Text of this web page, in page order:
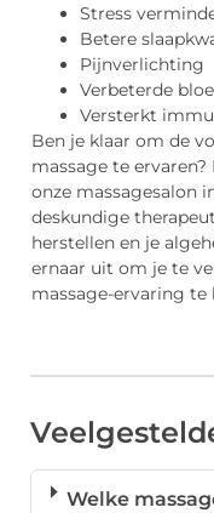
Stress
Betere
Pijnverlichting
Verbeterde
Versterkt
Ben je klaar om de
massage te
onze massagesalon
deskundige
herstellen en je
ernaar uit om je te
massage-ervaring te
Welke